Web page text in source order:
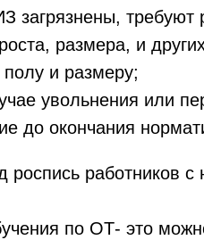
загрязнены,
размера, и
и размеру;
увольнения или
до окончания
роспись
по ОТ- это